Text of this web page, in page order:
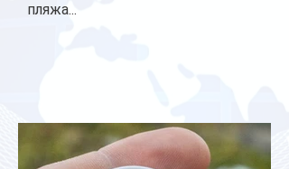
пляжа...